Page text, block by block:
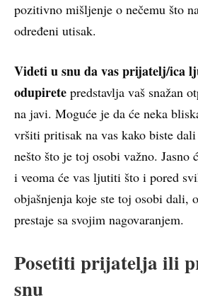
pozitivno mišljenje o nečemu što
određeni utisak.
Videti u snu da vas prijatelj/ica
odupirete predstavlja vaš snažan
na javi. Moguće je da će neka
vršiti pritisak na vas kako biste
nešto što je toj osobi važno. Jasno
i veoma će vas ljutiti što i pored
objašnjenja koje ste toj osobi dali,
prestaje sa svojim nagovaranjem.
Posetiti prijatelja ili
snu